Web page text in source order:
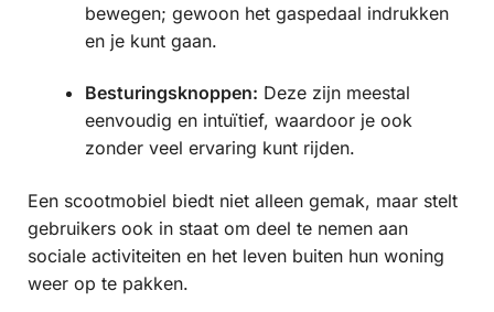
bewegen; gewoon het gaspedaal indrukken
en je kunt gaan.
Besturingsknoppen: Deze zijn meestal
eenvoudig en intuïtief, waardoor je ook
zonder veel ervaring kunt rijden.
Een scootmobiel biedt niet alleen gemak, maar stelt
gebruikers ook in staat om deel te nemen aan
sociale activiteiten en het leven buiten hun woning
weer op te pakken.